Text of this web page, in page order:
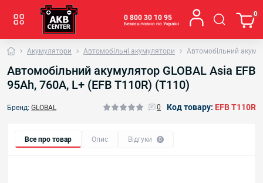
0 800 30 10 95
Безкоштовно по Україні
0
Акумулятори Автомобільні акумулятори Автомобільний
Автомобільний акумулятор GLOBAL Asia EFB
95Ah, 760A, L+ (EFB T110R) (T110)
Бренд: GLOBAL 0 Код товару: EFB T110R
Все про товар Опис Відгуки 0